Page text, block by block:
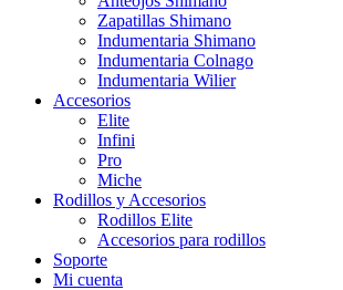
Zapatillas Shimano
Indumentaria Shimano
Indumentaria Colnago
Indumentaria Wilier
Accesorios
Elite
Infini
Pro
Miche
Rodillos y Accesorios
Rodillos Elite
Accesorios para rodillos
Soporte
Mi cuenta